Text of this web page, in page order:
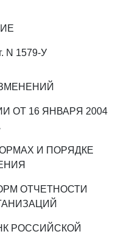
N 1579-У
ОТ 16 ЯНВАРЯ 2004
И ПОРЯДКЕ
ОТЧЕТНОСТИ
РОССИЙСКОЙ